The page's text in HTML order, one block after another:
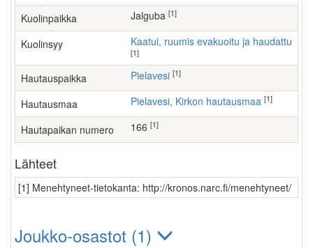
Kuolinpaikka Jalguba [1]
Kuolinsyy Kaatui, ruumis evakuoitu ja haudattu
[1]
Hautauspaikka Pielavesi [1]
Hautausmaa Pielavesi, Kirkon hautausmaa [1]
Hautapaikan numero 166 [1]
Lähteet
[1] Menehtyneet-tietokanta: http://kronos.narc.fi/menehtyneet/
Joukko-osastot (1)